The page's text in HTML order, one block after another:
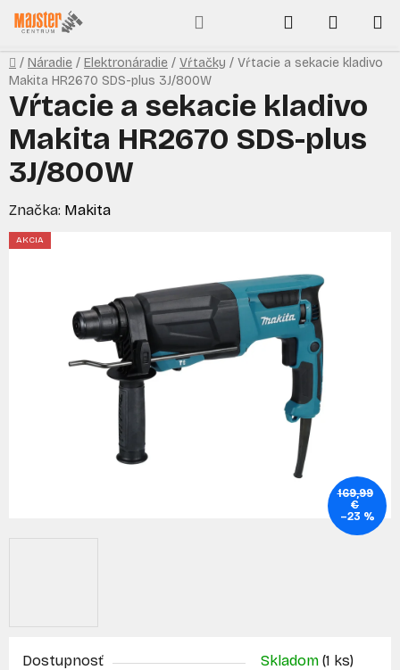
Prejsť
na
obsah
Hľadať
KOŠÍK
Domov
/ Náradie / Elektronáradie / Vŕtačky / Vŕtacie a sekacie kladivo
Makita HR2670 SDS-plus 3J/800W
Dostupnosť Skladom (1 ks)
Vŕtacie a sekacie kladivo
Makita HR2670 SDS-plus
3J/800W
Značka: Makita
AKCIA
169,99
€
–23 %